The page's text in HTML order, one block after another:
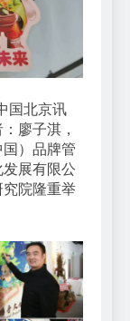
国北京讯
廖子淇，
）品牌管
展有限公
院隆重举